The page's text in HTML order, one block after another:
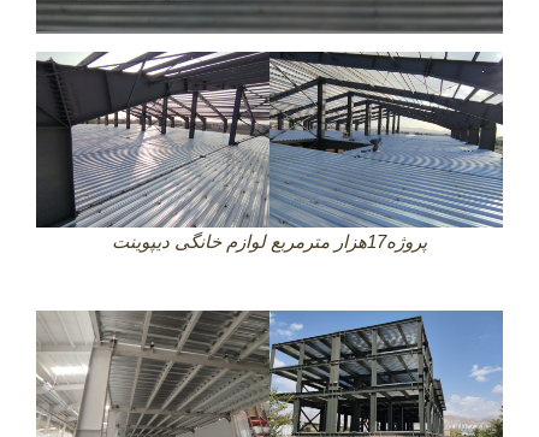
پروژه17هزار مترمربع لوازم خانگی دیپوینت